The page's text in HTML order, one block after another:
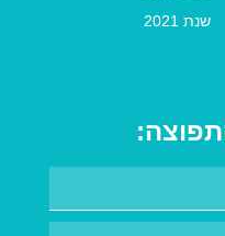
שנת 2021